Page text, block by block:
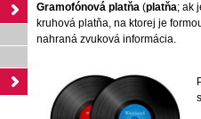
Gramofónová platňa (platňa; ak
kruhová platňa, na ktorej je
nahraná zvuková informácia.